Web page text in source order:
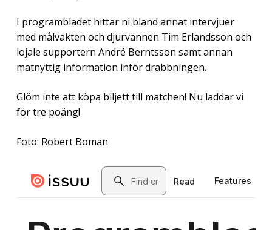
I programbladet hittar ni bland annat intervjuer
med målvakten och djurvännen Tim Erlandsson och
lojale supportern André Berntsson samt annan
matnyttig information inför drabbningen.
Glöm inte att köpa biljett till matchen! Nu laddar vi
för tre poäng!
Foto: Robert Boman